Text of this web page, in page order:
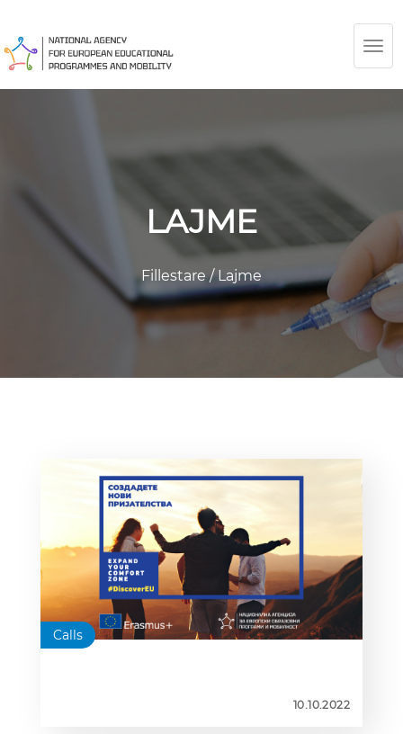
LAJME
Fillestare/Lajme
Calls
10.10.2022